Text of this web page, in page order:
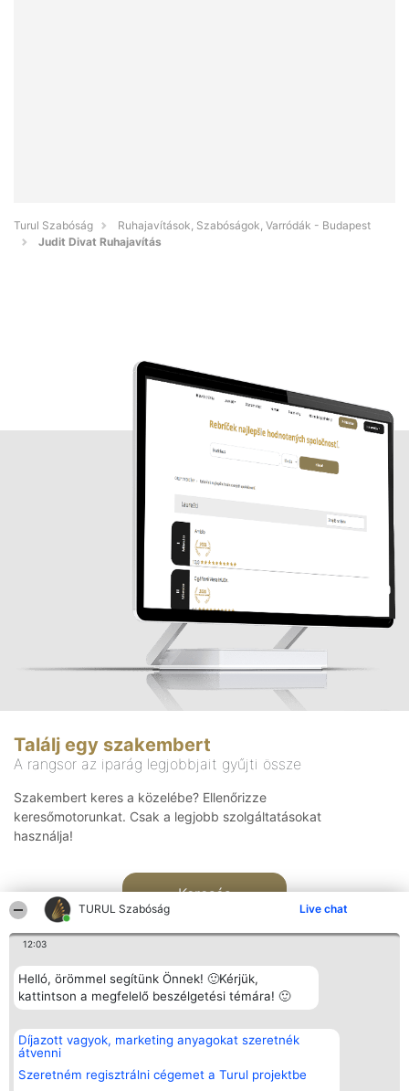
TURUL Szabóság Live chat
12:03
Helló, örömmel segítünk Önnek! 🙂Kérjük,
kattintson a megfelelő beszélgetési témára! 🙂
Díjazott vagyok, marketing anyagokat szeretnék
átvenni
Szeretném regisztrálni cégemet a Turul projektbe
Turul Szabóság
Ruhajavítások, Szabóságok, Varródák - Budapest
Judit Divat Ruhajavítás
Találj egy szakembert
A rangsor az iparág legjobbjait gyűjti össze
Szakembert keres a közelébe? Ellenőrizze
keresőmotorunkat. Csak a legjobb szolgáltatásokat
használja!
Keresés
Rangsorszervező
SC Beautiful Company S.R.L.
Bulevardul Aleea Timișul De
Sus Nr. 2, Bl. A30, Sc. A, Et.
4, Ap. 13
Népszavazás
Nyertesek
listája
Elérhetőség
Elérhetőség